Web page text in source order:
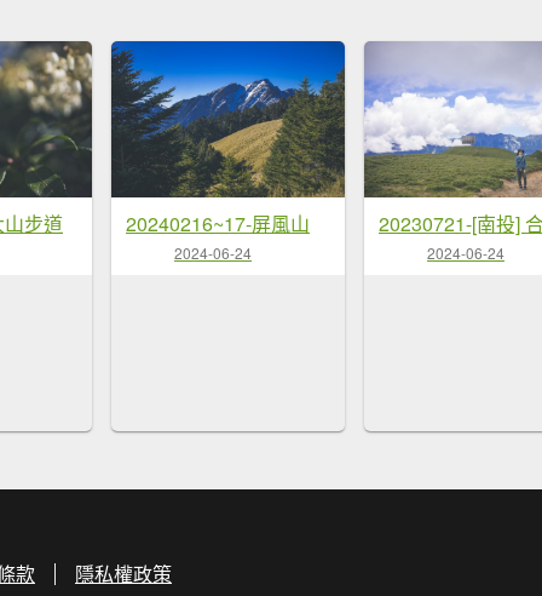
步道 20240216~17-屏風山
2024-06-24 2024-06-24
款 隱私權政策